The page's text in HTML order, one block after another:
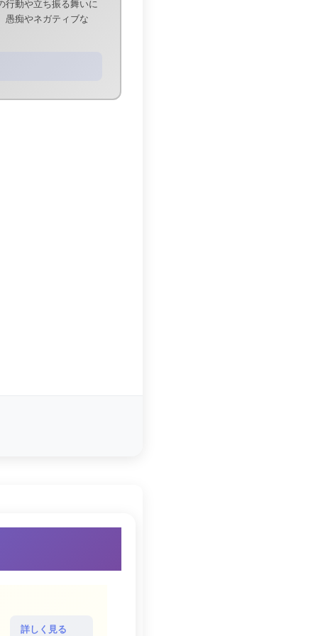
行動や立ち振る舞いに
愚痴やネガティブな
詳しく見る